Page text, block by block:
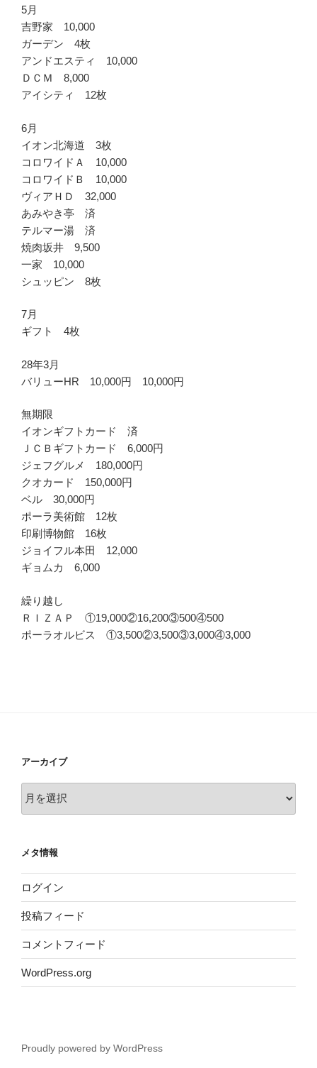
5月
吉野家 10,000
ガーデン 4枚
アンドエスティ 10,000
ＤＣＭ 8,000
アイシティ 12枚
6月
イオン北海道 3枚
コロワイドＡ 10,000
コロワイドＢ 10,000
ヴィアＨＤ 32,000
あみやき亭 済
テルマー湯 済
焼肉坂井 9,500
一家 10,000
シュッピン 8枚
7月
ギフト 4枚
28年3月
バリューHR 10,000円 10,000円
無期限
イオンギフトカード 済
ＪＣＢギフトカード 6,000円
ジェフグルメ 180,000円
クオカード 150,000円
ベル 30,000円
ポーラ美術館 12枚
印刷博物館 16枚
ジョイフル本田 12,000
ギョムカ 6,000
繰り越し
ＲＩＺＡＰ ①19,000②16,200③500④500
ポーラオルビス ①3,500②3,500③3,000④3,000
アーカイブ
ー
ブ
メタ情報
ログイン
投稿フィード
コメントフィード
WordPress.org
Proudly powered by WordPress